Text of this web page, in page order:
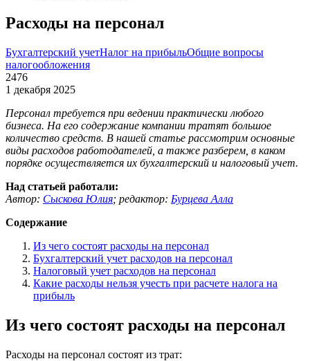
Расходы на персонал
Бухгалтерский учетНалог на прибыльОбщие вопросы
налогообложения
2476
1 декабря 2025
Персонал требуется при ведении практически любого
бизнеса. На его содержание компании тратят большое
количество средств. В нашей статье рассмотрим основные
виды расходов работодателей, а также разберем, в каком
порядке осуществляется их бухгалтерский и налоговый учет.
Над статьей работали:
Автор: Сыскова Юлия; редактор: Бурцева Алла
Содержание
Из чего состоят расходы на персонал
Бухгалтерский учет расходов на персонал
Налоговый учет расходов на персонал
Какие расходы нельзя учесть при расчете налога на
прибыль
Из чего состоят расходы на персонал
Расходы на персонал состоят из трат: